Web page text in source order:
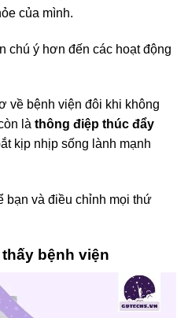
của mình.
chú ý hơn đến các hoạt động
về bệnh viện đôi khi không
là thông điệp thúc đẩy
kịp nhịp sống lành mạnh
bạn và điều chỉnh mọi thứ
bệnh viện